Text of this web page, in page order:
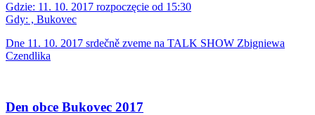
Gdzie: 11. 10. 2017 rozpoczęcie od 15:30
Gdy: , Bukovec
Dne 11. 10. 2017 srdečně zveme na TALK SHOW Zbigniewa
Czendlika
Den obce Bukovec 2017